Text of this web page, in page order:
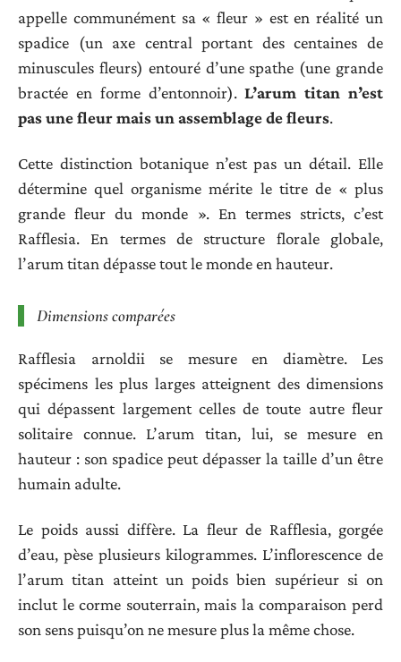
appelle communément sa « fleur » est en réalité un
spadice (un axe central portant des centaines de
minuscules fleurs) entouré d’une spathe (une grande
bractée en forme d’entonnoir).L’arum titan n’est
pas une fleur mais un assemblage de fleurs.
Cette distinction botanique n’est pas un détail. Elle
détermine quel organisme mérite le titre de « plus
grande fleur du monde ». En termes stricts, c’est
Rafflesia. En termes de structure florale globale,
l’arum titan dépasse tout le monde en hauteur.
Dimensions comparées
Rafflesia arnoldii se mesure en diamètre. Les
spécimens les plus larges atteignent des dimensions
qui dépassent largement celles de toute autre fleur
solitaire connue. L’arum titan, lui, se mesure en
hauteur : son spadice peut dépasser la taille d’un être
humain adulte.
Le poids aussi diffère. La fleur de Rafflesia, gorgée
d’eau, pèse plusieurs kilogrammes. L’inflorescence de
l’arum titan atteint un poids bien supérieur si on
inclut le corme souterrain, mais la comparaison perd
son sens puisqu’on ne mesure plus la même chose.